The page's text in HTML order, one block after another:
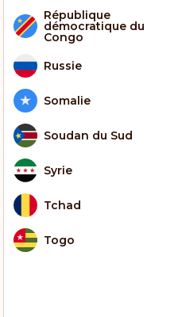
République
démocratique du
Congo
Russie
Somalie
Soudan du Sud
Syrie
Tchad
Togo